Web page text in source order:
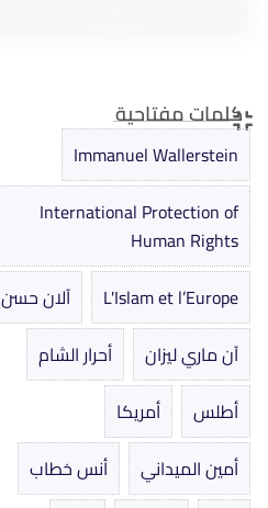
كلمات مفتاحية
Immanuel Wallerstein
International Protection of
Human Rights
L'Islam et l’Europe
آلان حسن
آن ماري ليزان
أحرار الشام
أطلس
أمريكا
أمين الميداني
أنس خطاب